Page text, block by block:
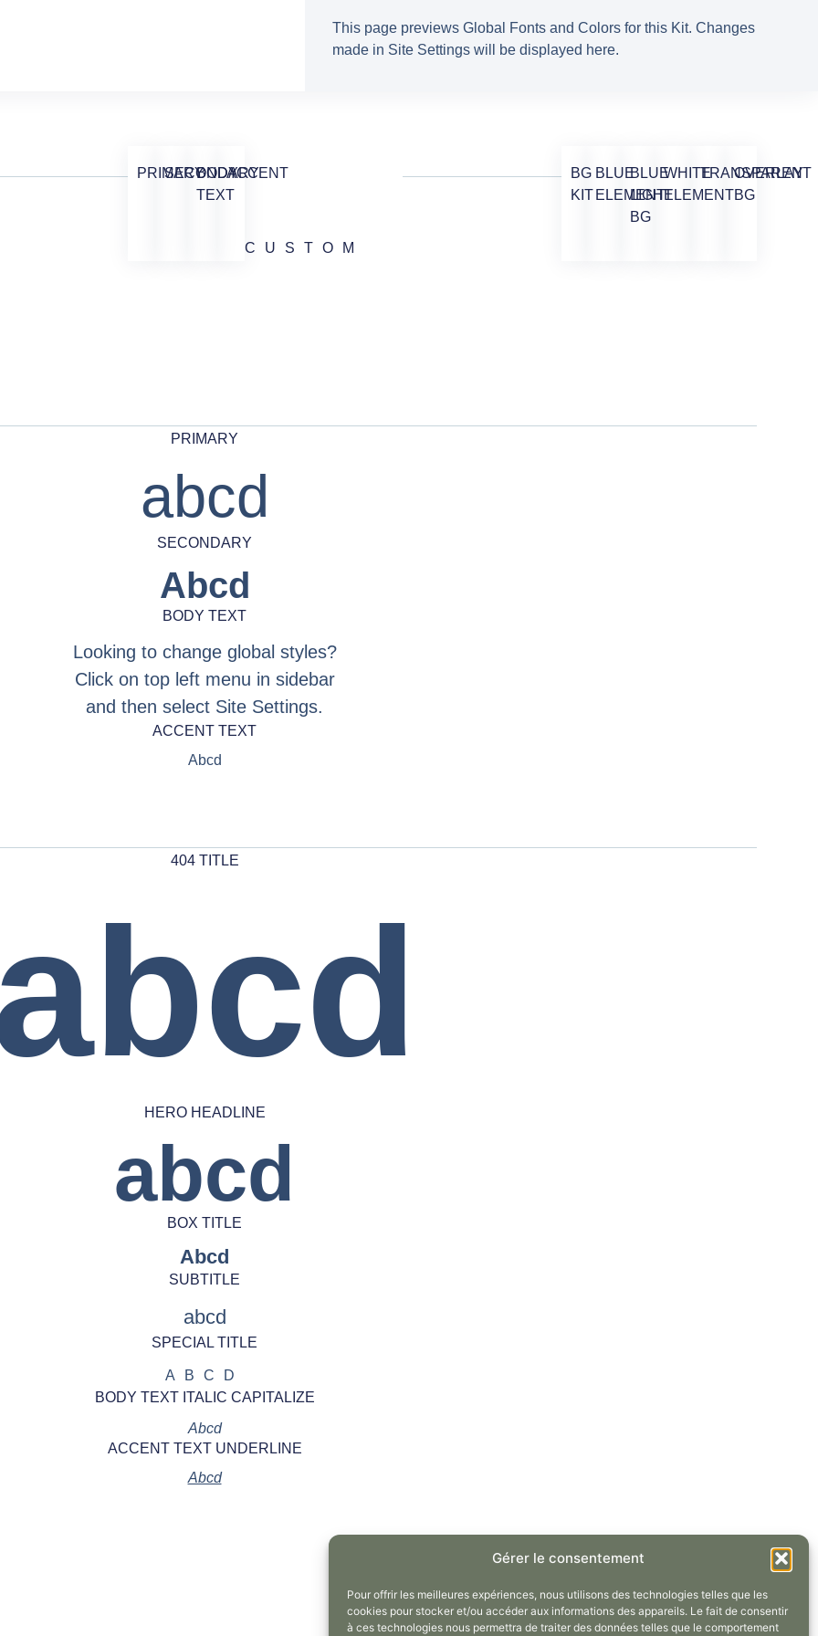
Gérer le consentement
Pour offrir les meilleures expériences, nous utilisons des technologies telles que les
cookies pour stocker et/ou accéder aux informations des appareils. Le fait de consentir
à ces technologies nous permettra de traiter des données telles que le comportement
This page previews Global Fonts and Colors for this Kit. Changes
made in Site Settings will be displayed here.
PRIMARY
SECONDARY
BODY
TEXT
ACCENT
CUSTOM
BG
KIT
BLUE
ELEMENT
BLUE
LIGHT
BG
WHITE
ELEMENT
TRANSPARENT
OVERLAY
BG
PRIMARY
abcd
SECONDARY
Abcd
BODY TEXT
Looking to change global styles?
Click on top left menu in sidebar
and then select Site Settings.
ACCENT TEXT
Abcd
404 TITLE
HERO HEADLINE
abcd
BOX TITLE
Abcd
SUBTITLE
abcd
SPECIAL TITLE
ABCD
BODY TEXT ITALIC CAPITALIZE
Abcd
ACCENT TEXT UNDERLINE
Abcd
Buttons and links inherit their style from Global Fonts and
Colors settings in Site Settings.